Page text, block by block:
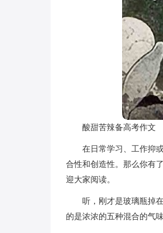
酸甜苦辣备高考作文
在日常学习、工作抑
合性和创造性。那么你有
迎大家阅读。
听，刚才是玻璃瓶掉
的是浓浓的五种混合的气